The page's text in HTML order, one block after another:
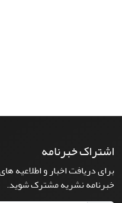
اشتراک خبرنامه
برای دریافت اخبار و اطلاعیه
خبرنامه نشریه مشترک شوید.